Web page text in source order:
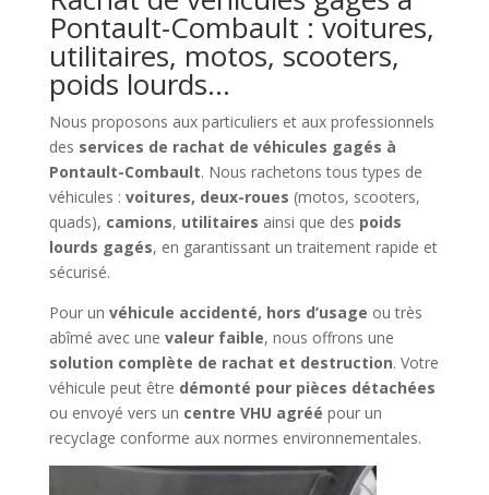
Pontault-Combault : voitures,
utilitaires, motos, scooters,
poids lourds…
Nous proposons aux particuliers et aux professionnels
des services de rachat de véhicules gagés à
Pontault-Combault. Nous rachetons tous types de
véhicules : voitures, deux-roues (motos, scooters,
quads), camions, utilitaires ainsi que des poids
lourds gagés, en garantissant un traitement rapide et
sécurisé.
Pour un véhicule accidenté, hors d’usage ou très
abîmé avec une valeur faible, nous offrons une
solution complète de rachat et destruction. Votre
véhicule peut être démonté pour pièces détachées
ou envoyé vers un centre VHU agréé pour un
recyclage conforme aux normes environnementales.